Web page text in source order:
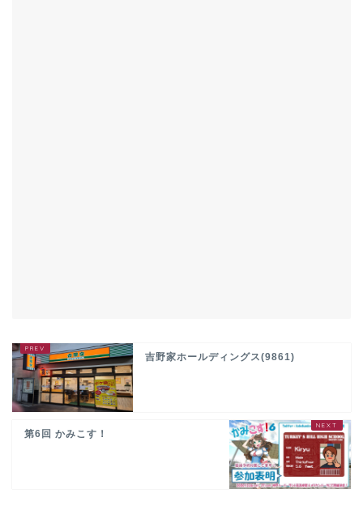
吉野家ホールディングス(9861)
第6回 かみこす！